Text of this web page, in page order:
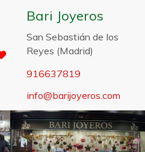
Bari Joyeros
San Sebastián de los
Reyes (Madrid)
916637819
info
barijoyeros.com